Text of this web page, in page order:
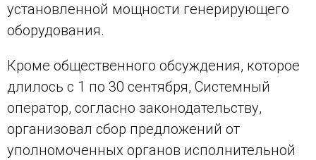
установленной мощности генерирующего
оборудования.
Кроме общественного обсуждения, которое
длилось с 1 по 30 сентября, Системный
оператор, согласно законодательству,
организовал сбор предложений от
уполномоченных органов исполнительной